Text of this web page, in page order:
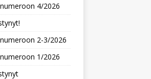
4/2026
2-3/2026
1/2026